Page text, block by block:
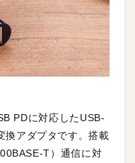
PDに対応したUSB-
換アダプタです。搭載
T）通信に対